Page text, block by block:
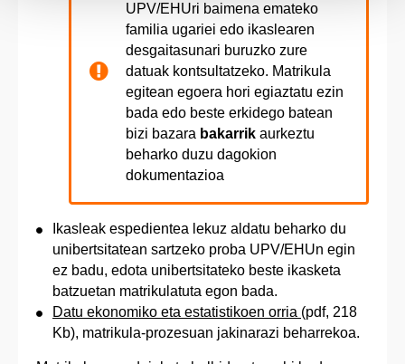
UPV/EHUri baimena emateko
familia ugariei edo ikaslearen
desgaitasunari buruzko zure
datuak kontsultatzeko. Matrikula
egitean egoera hori egiaztatu ezin
bada edo beste erkidego batean
bizi bazara bakarrik aurkeztu
beharko duzu dagokion
dokumentazioa
Ikasleak espedientea lekuz aldatu beharko du
unibertsitatean sartzeko proba UPV/EHUn egin
ez badu, edota unibertsitateko beste ikasketa
batzuetan matrikulatuta egon bada.
Datu ekonomiko eta estatistikoen orria (pdf, 218
Kb), matrikula-prozesuan jakinarazi beharrekoa.